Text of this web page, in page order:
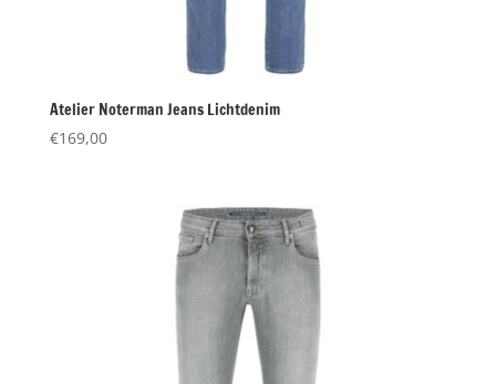
Atelier Noterman Jeans Lichtdenim
€169,00